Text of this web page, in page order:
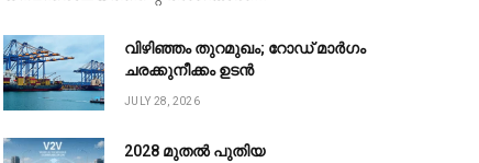
വിഴിഞ്ഞം തുറമുഖം; റോഡ് മാർഗം
ചരക്കുനീക്കം ഉടൻ
JULY 28, 2026
2028 മുതൽ പുതിയ